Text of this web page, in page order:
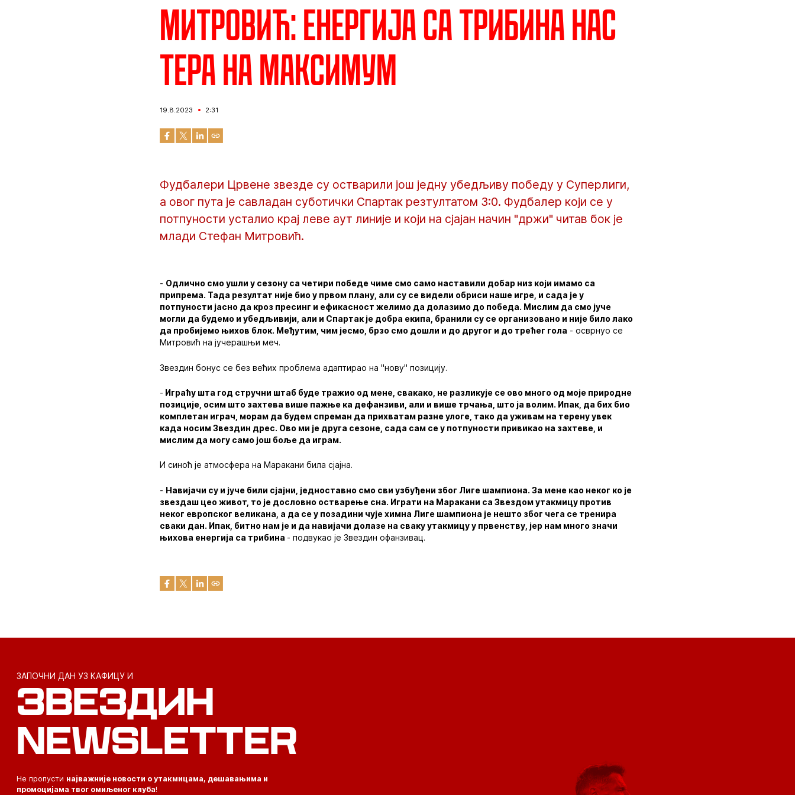
Митровић: Енергија са трибина нас
тера на максимум
19.8.2023 2:31
Фудбалери Црвене звезде су остварили још једну убедљиву победу у Суперлиги,
а овог пута је савладан суботички Спартак резтултатом 3:0. Фудбалер који се у
потпуности усталио крај леве аут линије и који на сјајан начин "држи" читав бок је
млади Стефан Митровић.
- Одлично смо ушли у сезону са четири победе чиме смо само наставили добар низ који имамо са
припрема. Тада резултат није био у првом плану, али су се видели обриси наше игре, и сада је у
потпуности јасно да кроз пресинг и ефикасност желимо да долазимо до победа. Мислим да смо јуче
могли да будемо и убедљивији, али и Спартак је добра екипа, бранили су се организовано и није било лако
да пробијемо њихов блок. Међутим, чим јесмо, брзо смо дошли и до другог и до трећег гола - осврнуо се
Митровић на јучерашњи меч.
Звездин бонус се без већих проблема адаптирао на "нову" позицију.
- Играћу шта год стручни штаб буде тражио од мене, свакако, не разликује се ово много од моје природне
позиције, осим што захтева више пажње ка дефанзиви, али и више трчања, што ја волим. Ипак, да бих био
комплетан играч, морам да будем спреман да прихватам разне улоге, тако да уживам на терену увек
када носим Звездин дрес. Ово ми је друга сезоне, сада сам се у потпуности привикао на захтеве, и
мислим да могу само још боље да играм.
И синоћ је атмосфера на Маракани била сјајна.
- Навијачи су и јуче били сјајни, једноставно смо сви узбуђени због Лиге шампиона. За мене као неког ко је
звездаш цео живот, то је дословно остварење сна. Играти на Маракани са Звездом утакмицу против
неког европског великана, а да се у позадини чује химна Лиге шампиона је нешто због чега се тренира
сваки дан. Ипак, битно нам је и да навијачи долазе на сваку утакмицу у првенству, јер нам много значи
њихова енергија са трибина - подвукао је Звездин офанзивац.
ЗАПОЧНИ ДАН УЗ КАФИЦУ И
ЗВЕЗДИН
NEWSLETTER
Не пропусти најважније новости о утакмицама, дешавањима и
промоцијама твог омиљеног клуба!